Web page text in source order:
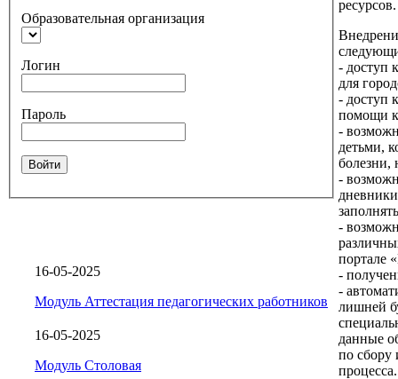
Образовательная организация
Логин
Пароль
Войти
16-05-2025
Модуль Аттестация педагогических работников
16-05-2025
Модуль Столовая
ресурсов.
- доступ
для
- доступ
помощи
-
детьми,
болезни,
-
-
портале
-
-
лишней
данные
по сбору
процесса.